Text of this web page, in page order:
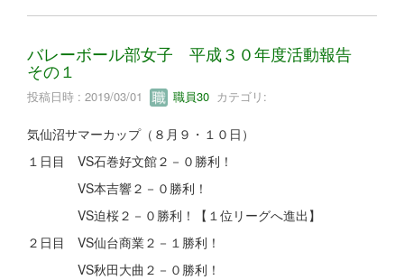
バレーボール部女子 平成３０年度活動報告
その１
投稿日時 : 2019/03/01 職員30 カテゴリ:
気仙沼サマーカップ（８月９・１０日）
１日目 VS石巻好文館２－０勝利！
VS本吉響２－０勝利！
VS迫桜２－０勝利！【１位リーグへ進出】
２日目 VS仙台商業２－１勝利！
VS秋田大曲２－０勝利！